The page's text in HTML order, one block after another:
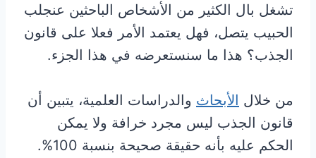
تشغل بال الكثير من الأشخاص الباحثين عنجلب
الحبيب يتصل، فهل يعتمد الأمر فعلا على قانون
الجذب؟ هذا ما سنستعرضه في هذا الجزء.
من خلال الأبحاث والدراسات العلمية، يتبين أن
قانون الجذب ليس مجرد خرافة ولا يمكن
الحكم عليه بأنه حقيقة صحيحة بنسبة 100%.